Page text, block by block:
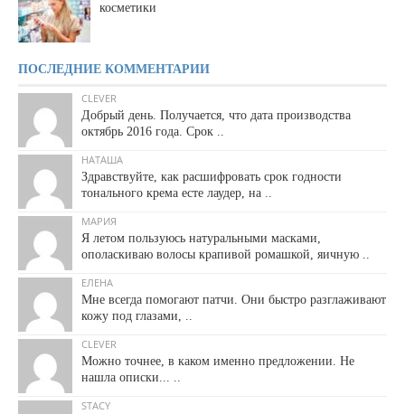
косметики
ПОСЛЕДНИЕ КОММЕНТАРИИ
CLEVER
Добрый день. Получается, что дата производства
октябрь 2016 года. Срок ..
НАТАША
Здравствуйте, как расшифровать срок годности
тонального крема есте лаудер, на ..
МАРИЯ
Я летом пользуюсь натуральными масками,
ополаскиваю волосы крапивой ромашкой, яичную ..
ЕЛЕНА
Мне всегда помогают патчи. Они быстро разглаживают
кожу под глазами, ..
CLEVER
Можно точнее, в каком именно предложении. Не
нашла описки... ..
STACY